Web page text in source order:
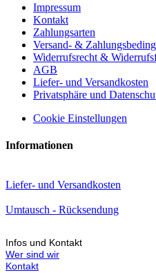
Impressum
Kontakt
Zahlungsarten
Versand- &
Widerrufsrecht &
AGB
Liefer- und Versandkosten
Privatsphäre und
Cookie Einstellungen
Informationen
Liefer- und Versandkosten
Umtausch - Rücksendung
Infos und Kontakt
Wer sind wir
Kontakt